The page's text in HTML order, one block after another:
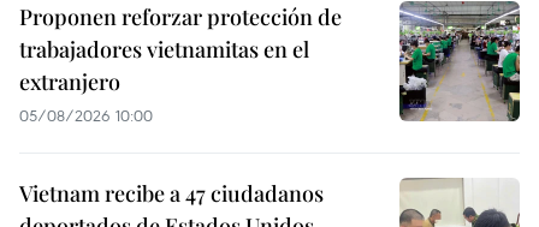
Proponen reforzar protección de
trabajadores vietnamitas en el
extranjero
05/08/2026 10:00
Vietnam recibe a 47 ciudadanos